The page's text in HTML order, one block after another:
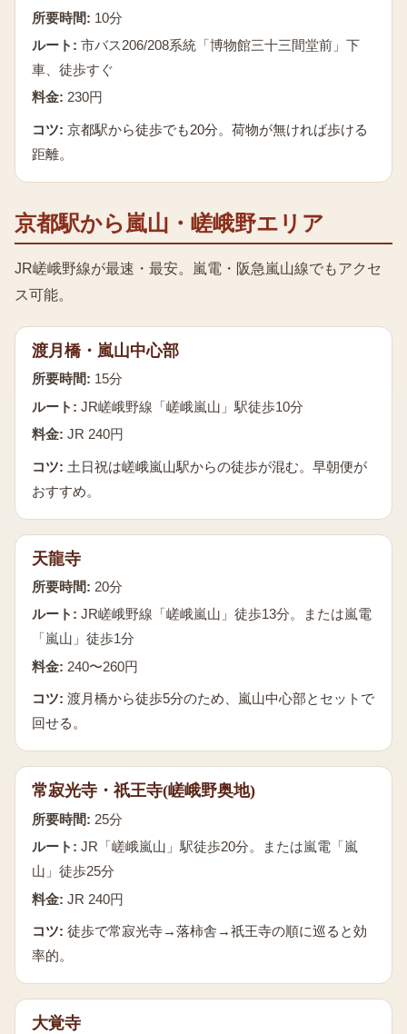
所要時間: 10分
ルート: 市バス206/208系統「博物館三十三間堂前」下
車、徒歩すぐ
料金: 230円
コツ: 京都駅から徒歩でも20分。荷物が無ければ歩ける
距離。
京都駅から嵐山・嵯峨野エリア
JR嵯峨野線が最速・最安。嵐電・阪急嵐山線でもアクセ
ス可能。
渡月橋・嵐山中心部
所要時間: 15分
ルート: JR嵯峨野線「嵯峨嵐山」駅徒歩10分
料金: JR 240円
コツ: 土日祝は嵯峨嵐山駅からの徒歩が混む。早朝便が
おすすめ。
天龍寺
所要時間: 20分
ルート: JR嵯峨野線「嵯峨嵐山」徒歩13分。または嵐電
「嵐山」徒歩1分
料金: 240〜260円
コツ: 渡月橋から徒歩5分のため、嵐山中心部とセットで
回せる。
常寂光寺・祇王寺(嵯峨野奥地)
所要時間: 25分
ルート: JR「嵯峨嵐山」駅徒歩20分。または嵐電「嵐
山」徒歩25分
料金: JR 240円
コツ: 徒歩で常寂光寺→落柿舎→祇王寺の順に巡ると効
率的。
大覚寺